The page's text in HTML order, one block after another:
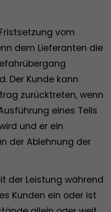
vom
dem Lieferanten die
Der Kunde kann
zurücktreten, wenn
eines Teils
und er ein
der Ablehnung der
der Leistung während
Kunden ein oder ist